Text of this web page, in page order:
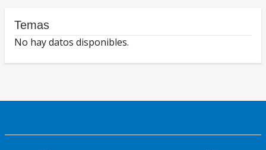
Temas
No hay datos disponibles.